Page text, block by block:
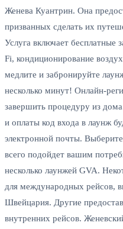
Женева Куантрин. Она
призванных сделать их
Услуга включает бесплатные
Fi, кондиционирование
медлите и забронируйте
несколько минут! Онлайн-
завершить процедуру из
и оплаты код входа в лаунж
электронной почты.
всего подойдет вашим
несколько лаунжей GVA.
для международных рейсов,
Швейцария. Другие
внутренних рейсов.